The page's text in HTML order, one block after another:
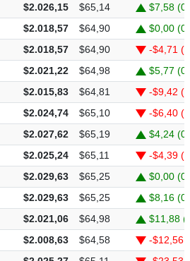
$2.026,15 $65,14
$7,58
$2.018,57 $64,90
$0,00
$2.018,57 $64,90
-$4,71 (-
$2.021,22 $64,98
$5,77
$2.015,83 $64,81
-$9,42 (-
$2.024,74 $65,10
-$6,40 (-
$2.027,62 $65,19
$4,24
$2.025,24 $65,11
-$4,39 (-
$2.029,63 $65,25
$0,00
$2.029,63 $65,25
$8,16
$2.021,06 $64,98
$11,88
$2.008,63 $64,58
-$12,56